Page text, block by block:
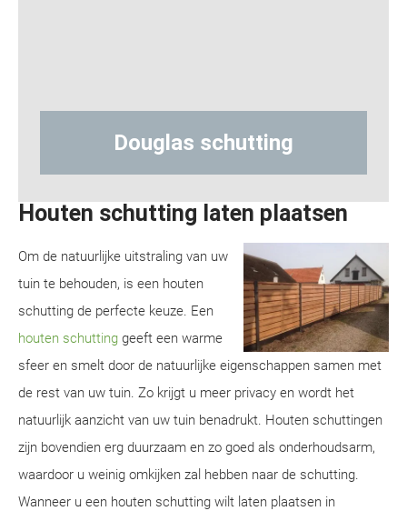
Hout-
Houten schutting laten plaatsen
Om de natuurlijke uitstraling van uw
tuin te behouden, is een houten
schutting de perfecte keuze. Een
houten schutting geeft een warme
sfeer en smelt door de natuurlijke eigenschappen samen met
de rest van uw tuin. Zo krijgt u meer privacy en wordt het
natuurlijk aanzicht van uw tuin benadrukt. Houten schuttingen
zijn bovendien erg duurzaam en zo goed als onderhoudsarm,
waardoor u weinig omkijken zal hebben naar de schutting.
Wanneer u een houten schutting wilt laten plaatsen in